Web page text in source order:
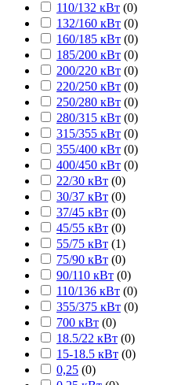
110/132 кВт (0)
132/160 кВт (0)
160/185 кВт (0)
185/200 кВт (0)
200/220 кВт (0)
220/250 кВт (0)
250/280 кВт (0)
280/315 кВт (0)
315/355 кВт (0)
355/400 кВт (0)
400/450 кВт (0)
22/30 кВт (0)
30/37 кВт (0)
37/45 кВт (0)
45/55 кВт (0)
55/75 кВт (1)
75/90 кВт (0)
90/110 кВт (0)
110/136 кВт (0)
355/375 кВт (0)
700 кВт (0)
18.5/22 кВт (0)
15-18.5 кВт (0)
0,25 (0)